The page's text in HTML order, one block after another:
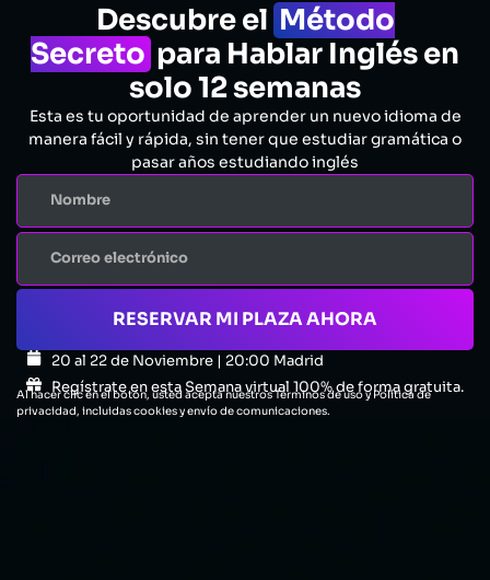
Descubre el Método
Secreto para Hablar Inglés en
solo 12 semanas
Esta es tu oportunidad de aprender un nuevo idioma de
manera fácil y rápida, sin tener que estudiar gramática o
pasar años estudiando inglés
RESERVAR MI PLAZA AHORA
20 al 22 de Noviembre | 20:00 Madrid
Regístrate en esta Semana virtual 100% de forma gratuita.
Al hacer clic en el botón, usted acepta nuestros Términos de uso y Política de
privacidad, incluidas cookies y envío de comunicaciones.